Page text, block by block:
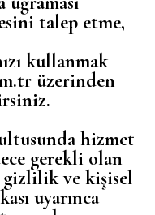
talep etme,
kullanmak
üzerinden
hizmet
gerekli olan
ve kişisel
uyarınca